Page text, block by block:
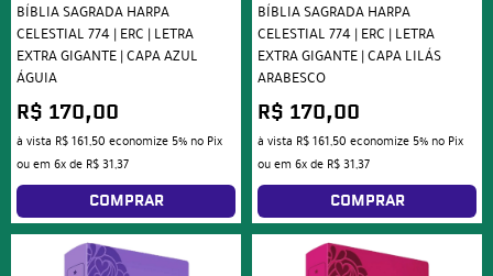
BÍBLIA SAGRADA HARPA
CELESTIAL 774 | ERC | LETRA
EXTRA GIGANTE | CAPA AZUL
ÁGUIA
R$ 170,00
à vista R$ 161,50 economize 5% no Pix
ou em 6xde R$ 31,37
COMPRAR
BÍBLIA SAGRADA HARPA
CELESTIAL 774 | ERC | LETRA
EXTRA GIGANTE | CAPA LILÁS
ARABESCO
R$ 170,00
à vista R$ 161,50 economize 5% no Pix
ou em 6xde R$ 31,37
COMPRAR